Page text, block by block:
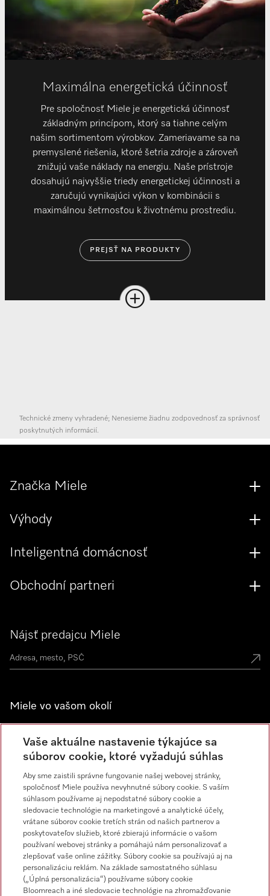
Maximálna energetická účinnosť
Pre spoločnosť Miele je energetická účinnosť
základným princípom, ktorý sa tiahne celým
našim sortimentom výrobkov. Zameriavame sa na
premyslené riešenia, ktoré šetria zdroje a zároveň
znižujú vaše náklady na energiu. Naše prístroje
dosahujú najvyššie triedy energetickej účinnosti a
zaručujú vynikajúci výkon v kombinácii s
maximálnou šetrnosťou k životnému prostrediu.
PREJSŤ NA PRODUKTY
Technické zmeny vyhradené; Nenesieme žiadnu zodpovednosť za správnosť
poskytnutých informácií.
Nájsť predajcu Miele
Miele vo vašom okolí
Newsletter
Značka Miele
Výhody
Inteligentná domácnosť
Obchodní partneri
Miele na Instagrame
Miele na YouTube
Vaše aktuálne nastavenie týkajúce sa
súborov cookie, ktoré vyžadujú súhlas
Aby sme zaistili správne fungovanie našej webovej stránky,
spoločnosť Miele používa nevyhnutné súbory cookie. S vaším
súhlasom používame aj nepodstatné súbory cookie a
sledovacie technológie na marketingové a analytické účely,
vrátane súborov cookie tretích strán od našich partnerov a
poskytovateľov služieb, ktoré zbierajú informácie o vašom
používaní webovej stránky a pomáhajú nám personalizovať a
zlepšovať vaše online zážitky. Súbory cookie sa používajú aj na
personalizáciu reklám. Na základe samostatného súhlasu
(„Úplná personalizácia“) používame súbory cookie
Bloomreach a iné sledovacie technológie na zhromažďovanie